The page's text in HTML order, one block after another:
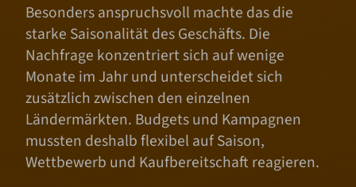
Besonders anspruchsvoll machte das die
starke Saisonalität des Geschäfts. Die
Nachfrage konzentriert sich auf wenige
Monate im Jahr und unterscheidet sich
zusätzlich zwischen den einzelnen
Ländermärkten. Budgets und Kampagnen
mussten deshalb flexibel auf Saison,
Wettbewerb und Kaufbereitschaft reagieren.